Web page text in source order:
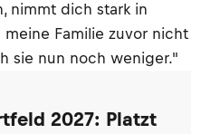
nimmt dich stark in
Familie zuvor nicht
sie nun noch weniger."
2027: Platzt